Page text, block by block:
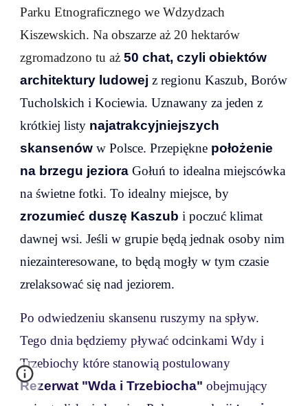
Parku Etnograficznego we Wdzydzach
Kiszewskich. Na obszarze aż 20 hektarów
zgromadzono tu aż 50 chat, czyli obiektów
architektury ludowejz regionu Kaszub, Borów
Tucholskich i Kociewia. Uznawany za jeden z
krótkiej listy najatrakcyjniejszych
skansenów w Polsce. Przepiękne położenie
na brzegu jezioraGołuń to idealna miejscówka
na świetne fotki. To idealny miejsce, by
zrozumieć duszę Kaszub i poczuć klimat
dawnej wsi. Jeśli w grupie będą jednak osoby nim
niezainteresowane, to będą mogły w tym czasie
zrelaksować się nad jeziorem.
Po odwiedzeniu skansenu ruszymy na spływ.
Tego dnia będziemy pływać odcinkami Wdy i
Trzebiochy które stanowią postulowany
Rezerwat "Wda i Trzebiocha" obejmujący